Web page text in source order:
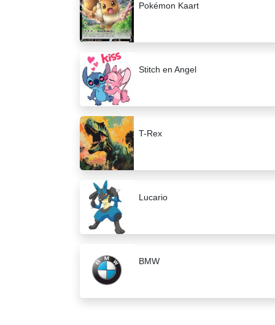
Pokémon Kaart
Stitch en Angel
T-Rex
Lucario
BMW